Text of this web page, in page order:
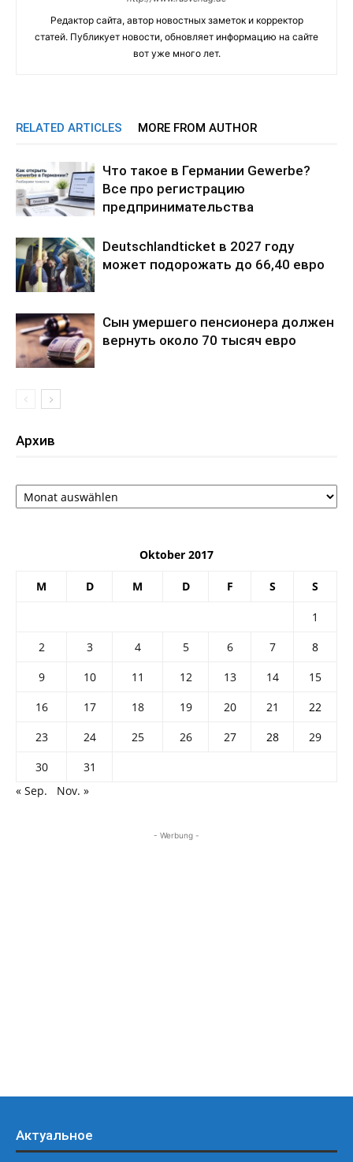
Редактор сайта, автор новостных заметок и корректор
статей. Публикует новости, обновляет информацию на сайте
вот уже много лет.
RELATED ARTICLES MORE FROM AUTHOR
Что такое в Германии Gewerbe?
Все про регистрацию
предпринимательства
Deutschlandticket в 2027 году
может подорожать до 66,40 евро
Сын умершего пенсионера должен
вернуть около 70 тысяч евро
Архив
Архив
Oktober 2017
M D M D F S S
1
2
3 4 5 6 7
8
9
10 11 12 13 14
15
16
17 18 19 20 21
22
23
24 25 26 27 28
29
30
31
« Sep.
Nov. »
- Werbung -
Актуальное